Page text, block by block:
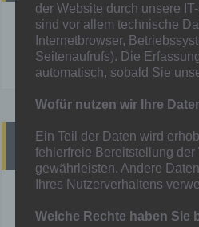
!! Heute finden KEINE Spiele statt !!
Mehr unter:Spielplan
Presse
Hamborn 07 macht in
der Website durch unsere
sind vor allem technische
Internetbrowser,
Seitenaufrufs). Die
automatisch, sobald Sie
Wofür nutzen wir Ihre
Ein Teil der Daten wird
fehlerfreie Bereitstellung der
gewährleisten. Andere
Ihres Nutzerverhaltens
Welche Rechte haben Sie